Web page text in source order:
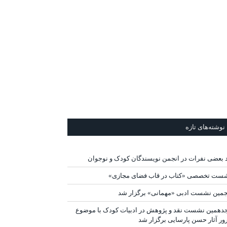
نوشته‌های تازه
بعضی نفرات در انجمن نویسندگان کودک و نوجوان
تخصصی «کتاب در قاب فضای مجازی»
نشست ادبی «مهمانی» برگزار شد
نشست نقد و پژوهش در ادبیات کودک با موضوع
آثار حسن پارسایی برگزار شد